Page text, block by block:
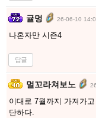
귤멍 26-06-10
나혼자만 시즌4
답글
멀꼬라쳐보노
이대로 7월까지 가져가
단하다.